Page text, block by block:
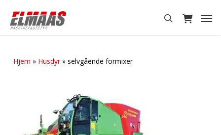
main
search
Hjem » Husdyr» selvgående formixer